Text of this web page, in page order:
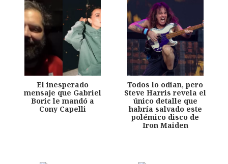
El inesperado
mensaje que Gabriel
Boric le mandó a
Cony Capelli
Todos lo odian, pero
Steve Harris revela el
único detalle que
habría salvado este
polémico disco de
Iron Maiden